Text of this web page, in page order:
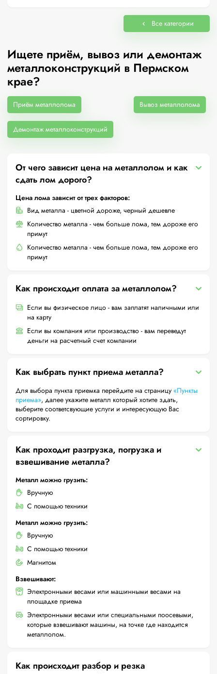
Все категории
Ищете приём, вывоз или демонтаж
металлоконструкций в Пермском
крае?
Приём металлолома Вывоз металлолома
Демонтаж металлоконструкций
От чего зависит цена на металлолом и как
сдать лом дорого?
Цена лома зависит от трех факторов:
Вид металла - цветной дороже, черный дешевле
Количество металла - чем больше лома, тем дороже его
примут
Количество металла - чем больше лома, тем дороже его
примут
Как происходит оплата за металлолом?
Если вы физическое лицо - вам заплатят наличными или
на карту
Если вы компания или производство - вам переведут
деньги на расчетный счет компании
Как выбрать пункт приема металла?
Для выбора пункта приемка перейдите на страницу «Пункты
приема», далее укажите металл который хотите здать,
выберите соответсвующие услуги и интересующую Вас
сортировку.
Как проходит разгрузка, погрузка и
взвешивание металла?
Металл можно грузить:
Вручную
С помощью техники
Металл можно грузить:
Вручную
С помощью техники
Магнитом
Взвешивают:
Электронными весами или машинными весами на
площадке приема
Электронными весами или специальными поосевыми,
которые взвешивают машины, на точке где находится
металлолом.
Как происходит разбор и резка